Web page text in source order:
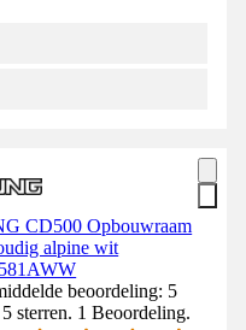
CD500 Opbouwraam
alpine wit
beoordeling: 5
sterren. 1 Beoordeling.